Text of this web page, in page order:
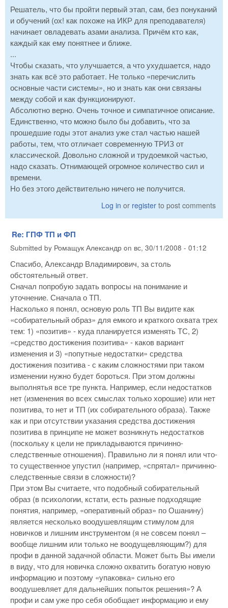
Решатель, что бы пройти первый этап, сам, без понуканий
и обучений (ох! как похоже на ИКР для преподавателя)
начинает овладевать азами анализа. Причём кто как,
каждый как ему понятнее и ближе.
...
Чтобы сказать, что улучшается, а что ухудшается, надо
знать как всё это работает. Не только «перечислить
основные части системы», но и знать как они связаны
между собой и как функционируют.
Абсолютно верно. Очень точное и симпатичное описание.
Единственно, что можно было бы добавить, что за
прошедшие годы этот анализ уже стал частью нашей
работы, тем, что отличает современную ТРИЗ от
классической. Довольно сложной и трудоемкой частью,
надо сказать. Отнимающей огромное количество сил и
времени.
Но без этого действительно ничего не получится.
Log in or register to post comments
Re: ГПФ ТП и ФП
Submitted by Ромащук Александр on вс, 30/11/2008 - 01:12
Спасибо, Александр Владимирович, за столь
обстоятельный ответ.
Сначал попробую задать вопросы на понимание и
уточнение. Сначала о ТП.
Насколько я понял, основую роль ТП Вы видите как
«собирательный образ» для емкого и краткого охвата трех
тем: 1) «позитив» - куда планируется изменять ТС, 2)
«средство достижения позитива» - каков вариант
изменения и 3) «попутные недостатки» средства
достижения позитива - с каким сложностями при таком
изменении нужно будет бороться. При этом должны
выполнятья все тре пункта. Например, если недостатков
нет (изменения во всех смыслах только хорошие) или нет
позитива, то нет и ТП (их собирательного образа). Также
как и при отсутствии указания средства достижения
позитива в принципе не может возникнуть недостатков
(поскольку к цели не прикладываются причинно-
следственные отношения). Правильно ли я понял или что-
то существенное упустил (например, «спрятал» причинно-
следственные связи в сложности)?
При этом Вы считаете, что подобный собирательный
образ (в психологии, кстати, есть разные подходящие
понятия, например, «оперативный образ» по Ошанину)
является несколько воодушевлящим стимулом для
новичков и лишним инструментом (я не совсем понял –
вообще лишним или только не воодущевляющим?) для
профи в данной задачной области. Может быть Вы имели
в виду, что для новичка сложно охватить богатую новую
информацию и поэтому «упаковка» сильно его
воодушевляет для дальнейших попыток решения»? А
профи и сам уже про себя обобщает информацию и ему